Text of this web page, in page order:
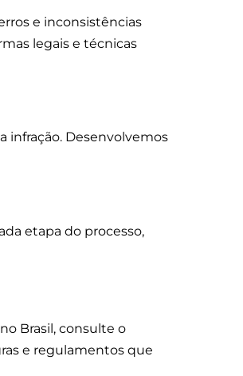
e inconsistências
legais e técnicas
infração. Desenvolvemos
etapa do processo,
Brasil, consulte o
e regulamentos que